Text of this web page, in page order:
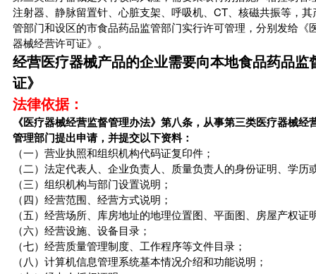
注射器、静脉留置针、心脏支架、呼吸机、CT、核磁共振等，
管部门和设区的市食品药品监管部门实行许可管理，分别发给
器械经营许可证》。
经营医疗器械产品的企业需要向本地食品药品
证》
法律依据：
《医疗器械经营监督管理办法》第八条，从事第三类医疗器械
管理部门提出申请，并提交以下资料：
（一）营业执照和组织机构代码证复印件；
（二）法定代表人、企业负责人、质量负责人的身份证明、学历
（三）组织机构与部门设置说明；
（四）经营范围、经营方式说明；
（五）经营场所、库房地址的地理位置图、平面图、房屋产权
（六）经营设施、设备目录；
（七）经营质量管理制度、工作程序等文件目录；
（八）计算机信息管理系统基本情况介绍和功能说明；